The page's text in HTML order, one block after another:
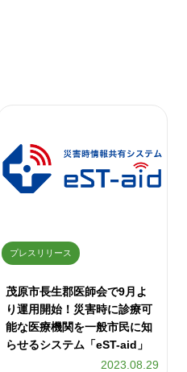
プレスリリース
茂原市長生郡医師会で9月よ
り運用開始！災害時に診療可
能な医療機関を一般市民に知
らせるシステム「eST-aid」
2023.08.29